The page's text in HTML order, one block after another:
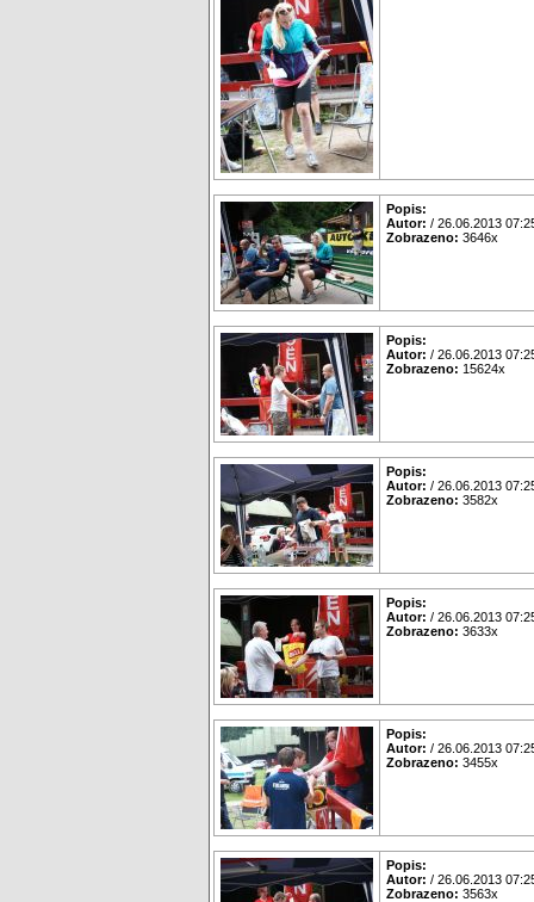
Popis:
Autor: / 26.06.2013
Zobrazeno: 3646x
Popis:
Autor: / 26.06.2013
Zobrazeno: 15624x
Popis:
Autor: / 26.06.2013
Zobrazeno: 3582x
Popis:
Autor: / 26.06.2013
Zobrazeno: 3633x
Popis:
Autor: / 26.06.2013
Zobrazeno: 3455x
Popis:
Autor: / 26.06.2013
Zobrazeno: 3563x